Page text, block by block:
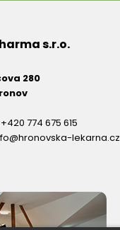
s.r.o.
280
+420 774 675 615
lekarna.cz